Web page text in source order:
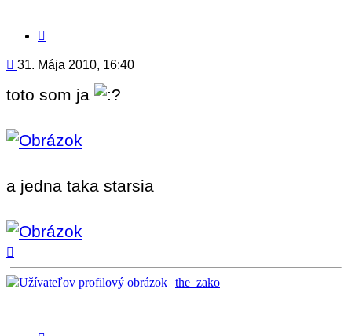
Príspevok
31. Mája 2010, 16:40
toto som ja
a jedna taka starsia
the_zako